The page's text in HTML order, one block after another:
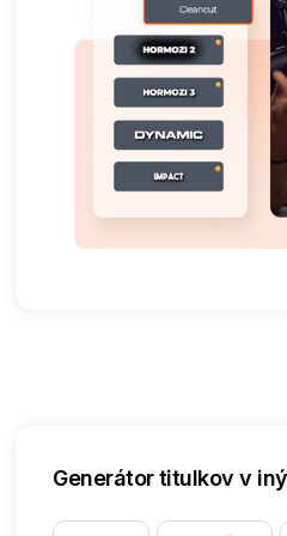
Generátor titulkov v